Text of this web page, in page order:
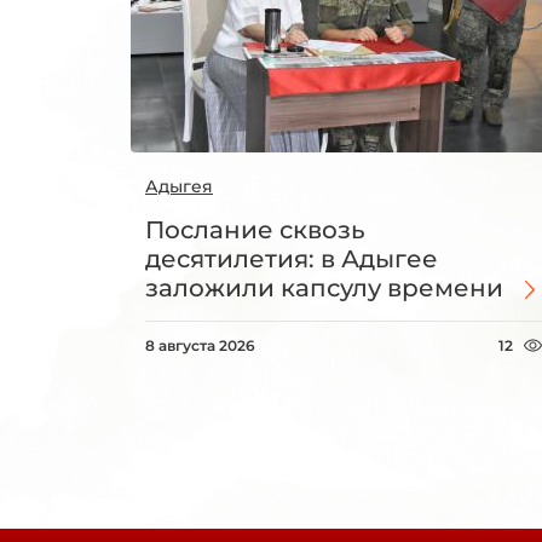
Адыгея
Послание сквозь
десятилетия: в Адыгее
заложили капсулу времени
8 августа 2026 12